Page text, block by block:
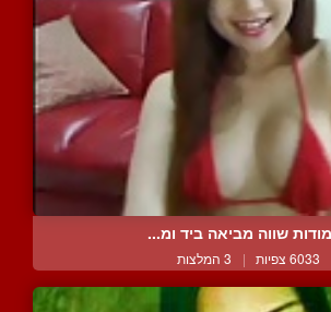
שווה מביאה ביד ומ...
6033 צפיות | 3 המלצות